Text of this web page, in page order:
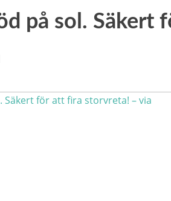
på sol. Säkert